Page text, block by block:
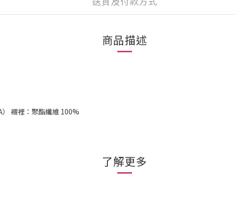
商品描述
襯裡：聚酯纖維 100%
了解更多